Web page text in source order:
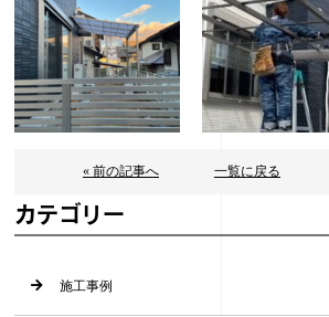
« 前の記事へ 一覧に戻る
カテゴリー
施工事例